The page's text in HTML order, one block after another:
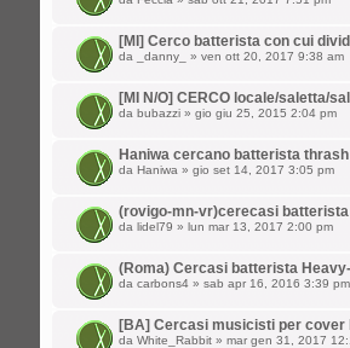
[MI] Cerco batterista con cui
da _danny_ » ven ott 20, 2017 9:38 am
[MI N/O] CERCO locale/saletta/
da bubazzi » gio giu 25, 2015 2:04 pm
Haniwa cercano batterista thrash
da Haniwa » gio set 14, 2017 3:05 pm
(rovigo-mn-vr)cerecasi
da lidel79 » lun mar 13, 2017 2:00 pm
(Roma) Cercasi batterista
da carbons4 » sab apr 16, 2016 3:39 pm
[BA] Cercasi musicisti per cover
da White_Rabbit » mar gen 31, 2017